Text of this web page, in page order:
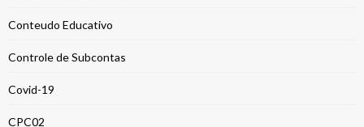
Conteudo Educativo
Controle de Subcontas
Covid-19
CPC02